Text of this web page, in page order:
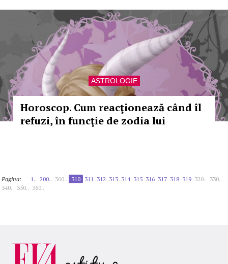
ASTROLOGIE
Horoscop. Cum reacţionează când îl
refuzi, în funcţie de zodia lui
Pagina: 1.. 200.. 300.. 310 311 312 313 314 315 316 317 318 319 320.. 330..
340.. 350.. 360..